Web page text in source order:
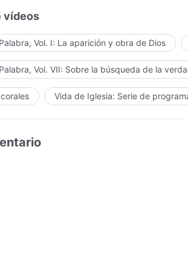
vídeos
Vol. I: La aparición y obra de Dios
Vol. VII: Sobre la búsqueda de la
Vida de Iglesia: Serie de